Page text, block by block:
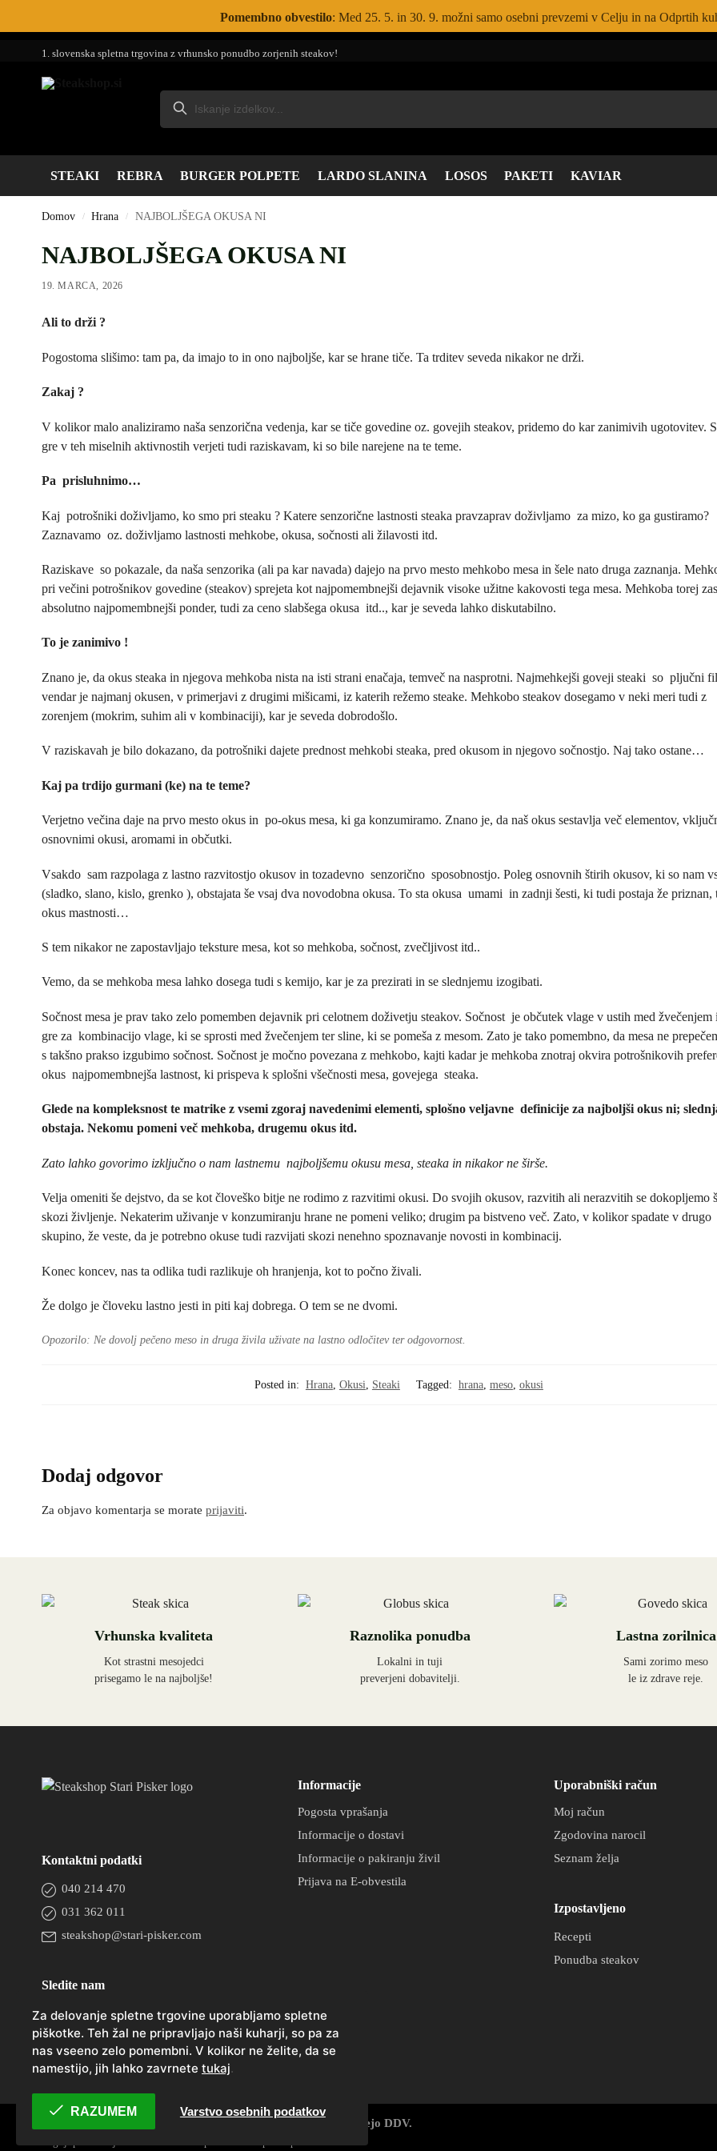
Pomembno obvestilo: Med 25. 5. in 30. 9. možni samo osebni prevzemi v Celju in na Odprtih
1. slovenska spletna trgovina z vrhunsko ponudbo zorjenih steakov!
STEAKI REBRA BURGER POLPETE LARDO SLANINA LOSOS PAKETI KAVIAR
Domov / Hrana / NAJBOLJŠEGA OKUSA NI
NAJBOLJŠEGA OKUSA NI
19. MARCA, 2026
Ali to drži ?
Pogostoma slišimo: tam pa, da imajo to in ono najboljše, kar se hrane tiče. Ta trditev seveda nikakor ne drži.
Zakaj ?
V kolikor malo analiziramo naša senzorična vedenja, kar se tiče govedine oz. govejih steakov, pridemo do kar zanimivih ugotovitev.
gre v teh miselnih aktivnostih verjeti tudi raziskavam, ki so bile narejene na te teme.
Pa prisluhnimo…
Kaj potrošniki doživljamo, ko smo pri steaku ? Katere senzorične lastnosti steaka pravzaprav doživljamo za mizo, ko ga gustiramo?
Zaznavamo oz. doživljamo lastnosti mehkobe, okusa, sočnosti ali žilavosti itd.
Raziskave so pokazale, da naša senzorika (ali pa kar navada) dajejo na prvo mesto mehkobo mesa in šele nato druga zaznanja.
pri večini potrošnikov govedine (steakov) sprejeta kot najpomembnejši dejavnik visoke užitne kakovosti tega mesa. Mehkoba torej
absolutno najpomembnejši ponder, tudi za ceno slabšega okusa itd.., kar je seveda lahko diskutabilno.
To je zanimivo !
Znano je, da okus steaka in njegova mehkoba nista na isti strani enačaja, temveč na nasprotni. Najmehkejši goveji steaki so pljučni
vendar je najmanj okusen, v primerjavi z drugimi mišicami, iz katerih režemo steake. Mehkobo steakov dosegamo v neki meri tudi z
zorenjem (mokrim, suhim ali v kombinaciji), kar je seveda dobrodošlo.
V raziskavah je bilo dokazano, da potrošniki dajete prednost mehkobi steaka, pred okusom in njegovo sočnostjo. Naj tako ostane…
Kaj pa trdijo gurmani (ke) na te teme?
Verjetno večina daje na prvo mesto okus in po-okus mesa, ki ga konzumiramo. Znano je, da naš okus sestavlja več elementov,
osnovnimi okusi, aromami in občutki.
Vsakdo sam razpolaga z lastno razvitostjo okusov in tozadevno senzorično sposobnostjo. Poleg osnovnih štirih okusov, ki so nam
(sladko, slano, kislo, grenko ), obstajata še vsaj dva novodobna okusa. To sta okusa umami in zadnji šesti, ki tudi postaja že priznan,
okus mastnosti…
S tem nikakor ne zapostavljajo teksture mesa, kot so mehkoba, sočnost, zvečljivost itd..
Vemo, da se mehkoba mesa lahko dosega tudi s kemijo, kar je za prezirati in se slednjemu izogibati.
Sočnost mesa je prav tako zelo pomemben dejavnik pri celotnem doživetju steakov. Sočnost je občutek vlage v ustih med žvečenjem
gre za kombinacijo vlage, ki se sprosti med žvečenjem ter sline, ki se pomeša z mesom. Zato je tako pomembno, da mesa ne
s takšno prakso izgubimo sočnost. Sočnost je močno povezana z mehkobo, kajti kadar je mehkoba znotraj okvira potrošnikovih
okus najpomembnejša lastnost, ki prispeva k splošni všečnosti mesa, govejega steaka.
Glede na kompleksnost te matrike z vsemi zgoraj navedenimi elementi, splošno veljavne definicije za najboljši okus ni;
obstaja. Nekomu pomeni več mehkoba, drugemu okus itd.
Zato lahko govorimo izključno o nam lastnemu najboljšemu okusu mesa, steaka in nikakor ne širše.
Velja omeniti še dejstvo, da se kot človeško bitje ne rodimo z razvitimi okusi. Do svojih okusov, razvitih ali nerazvitih se dokopljemo
skozi življenje. Nekaterim uživanje v konzumiranju hrane ne pomeni veliko; drugim pa bistveno več. Zato, v kolikor spadate v drugo
skupino, že veste, da je potrebno okuse tudi razvijati skozi nenehno spoznavanje novosti in kombinacij.
Konec koncev, nas ta odlika tudi razlikuje oh hranjenja, kot to počno živali.
Že dolgo je človeku lastno jesti in piti kaj dobrega. O tem se ne dvomi.
Opozorilo: Ne dovolj pečeno meso in druga živila uživate na lastno odločitev ter odgovornost.
Posted in: Hrana, Okusi Steaki Tagged: hrana, meso, okusi
Dodaj odgovor
Za objavo komentarja se morate prijaviti.
Vrhunska kvaliteta
Kot strastni mesojedci
prisegamo le na najboljše!
Raznolika ponudba
Lokalni in tuji
preverjeni dobavitelji.
Lastna zorilnica
Sami zorimo meso
le iz zdrave reje.
Kontaktni podatki
040 214 470
031 362 011
steakshop@stari-pisker.com
Sledite nam
Informacije
Pogosta vprašanja
Informacije o dostavi
Informacije o pakiranju živil
Prijava na E-obvestila
Uporabniški račun
Moj račun
Zgodovina narocil
Seznam želja
Izpostavljeno
Recepti
Ponudba steakov
Aljaž Žilnik s.p., vse pravice pridržane, 2021. Vse cene vsebujejo DDV.
Za delovanje spletne trgovine uporabljamo spletne
piškotke. Teh žal ne pripravljajo naši kuharji, so pa za
nas vseeno zelo pomembni. V kolikor ne želite, da se
namestijo, jih lahko zavrnete tukaj.
RAZUMEM Varstvo osebnih podatkov